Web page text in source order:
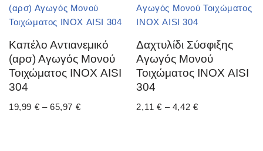
Καπέλο Αντιανεμικό
(αρσ) Αγωγός Μονού
Τοιχώματος ΙΝΟΧ AISI
304
19,99 € – 65,97 €
Δαχτυλίδι Σύσφιξης
Αγωγός Μονού
Τοιχώματος ΙΝΟΧ AISI
304
2,11€ – 4,42 €